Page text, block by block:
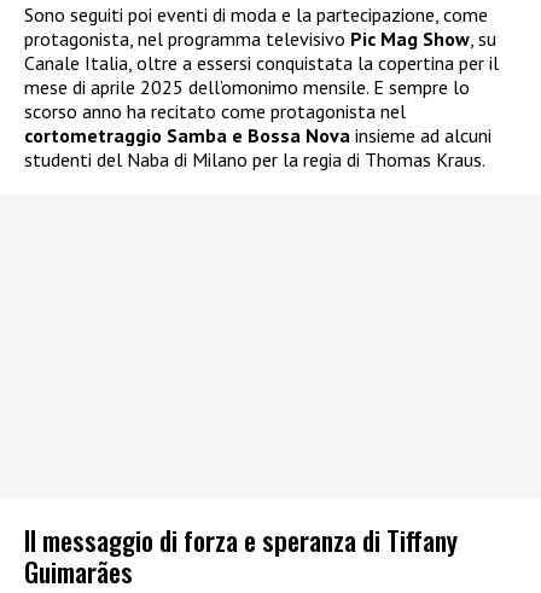
Sono seguiti poi eventi di moda e la partecipazione, come
protagonista, nel programma televisivo Pic Mag Show , su
Canale Italia, oltre a essersi conquistata la copertina per il
mese di aprile 2025 dell’omonimo mensile. E sempre lo
scorso anno ha recitato come protagonista nel
cortometraggio Samba e Bossa Nova insieme ad alcuni
studenti del Naba di Milano per la regia di Thomas Kraus.
Il messaggio di forza e speranza di Tiffany
Guimarães